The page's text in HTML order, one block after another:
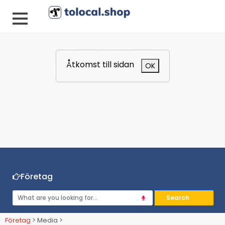
Åtkomst till sidan OK
Företag
Företag > Media >